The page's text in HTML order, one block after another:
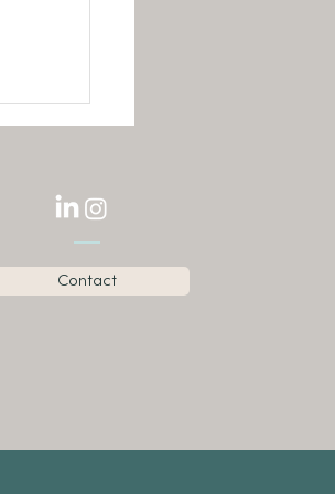
Contact